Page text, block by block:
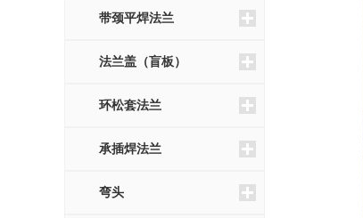
带颈平焊法兰
法兰盖（盲板）
环松套法兰
承插焊法兰
弯头